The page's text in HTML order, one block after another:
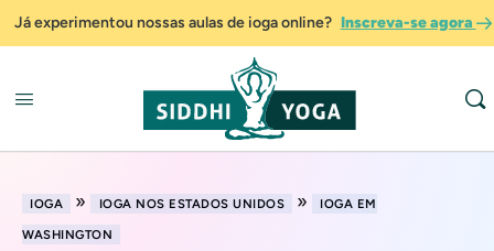
Já experimentou nossas aulas de ioga online? Inscreva-se agora
IOGA » IOGA NOS ESTADOS UNIDOS »
IOGA EM
WASHINGTON